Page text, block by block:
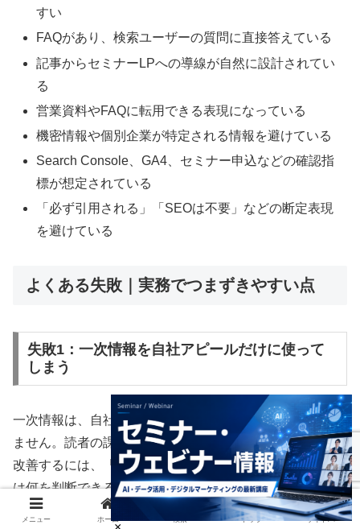
すい
FAQがあり、検索ユーザーの質問に直接答えている
記事からセミナーLPへの導線が自然に設計されてい
る
営業資料やFAQに転用できる表現になっている
機密情報や個別企業が特定される情報を避けている
Search Console、GA4、セミナー申込などの確認指
標が想定されている
「必ず引用される」「SEOは不要」などの断定表現
を避けている
よくある失敗｜実務でつまずきやすい点
失敗1：一次情報を自社アピールだけに使って
しまう
一次情報は、自社の実績を見せるためだけのものではあり
ません。読者の課題解決に接続して初めて価値が出ます。
改善するには、「自社が何をしたか」だけでなく、「読者
は何を判断できるようになるか」まで書くことが重要で
す。
メニュー ホーム 検索 トップ サイドバー